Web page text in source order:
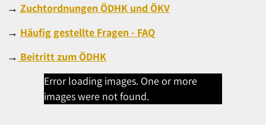
→ Zuchtordnungen ÖDHK und ÖKV
→ Häufig gestellte Fragen - FAQ
→ Beitritt zum ÖDHK
Error loading images. One or more
images were not found.